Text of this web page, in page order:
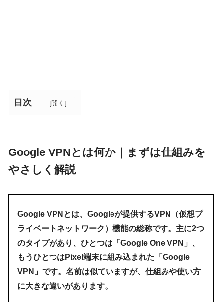
目次 [開く ]
Google VPNとは何か｜まずは仕組みを
やさしく解説
Google VPNとは、Googleが提供するVPN（仮想プ
ライベートネットワーク）機能の総称です。主に2つ
のタイプがあり、ひとつは「Google One VPN」、
もうひとつはPixel端末に組み込まれた「Google
VPN」です。名前は似ていますが、仕組みや使い方
に大きな違いがあります。